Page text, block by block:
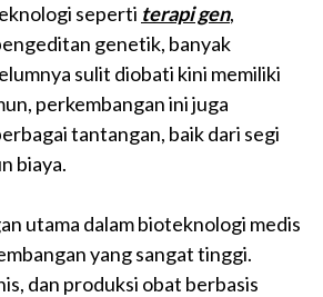
seperti terapi gen,
genetik, banyak
sulit diobati kini memiliki
perkembangan ini juga
tantangan, baik dari segi
biaya.
utama dalam bioteknologi medis
yang sangat tinggi.
dan produksi obat berbasis